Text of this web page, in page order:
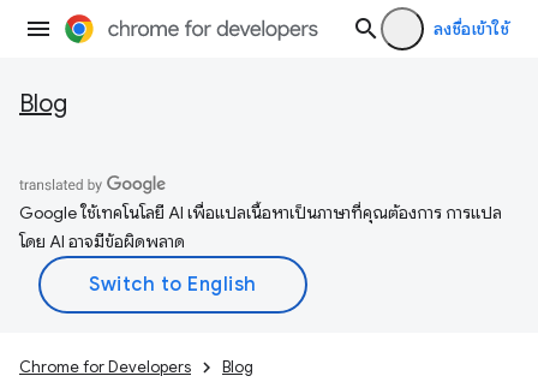
ลงชื่อเข้าใช้
Blog
Google ใช้เทคโนโลยี AI เพื่อแปลเนื้อหาเป็นภาษาที่คุณต้องการ การแปล
โดย AI อาจมีข้อผิดพลาด
Chrome for Developers Blog